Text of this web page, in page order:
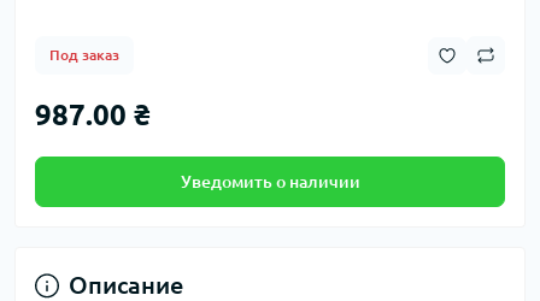
Под заказ
987.00 ₴
Уведомить о наличии
Описание